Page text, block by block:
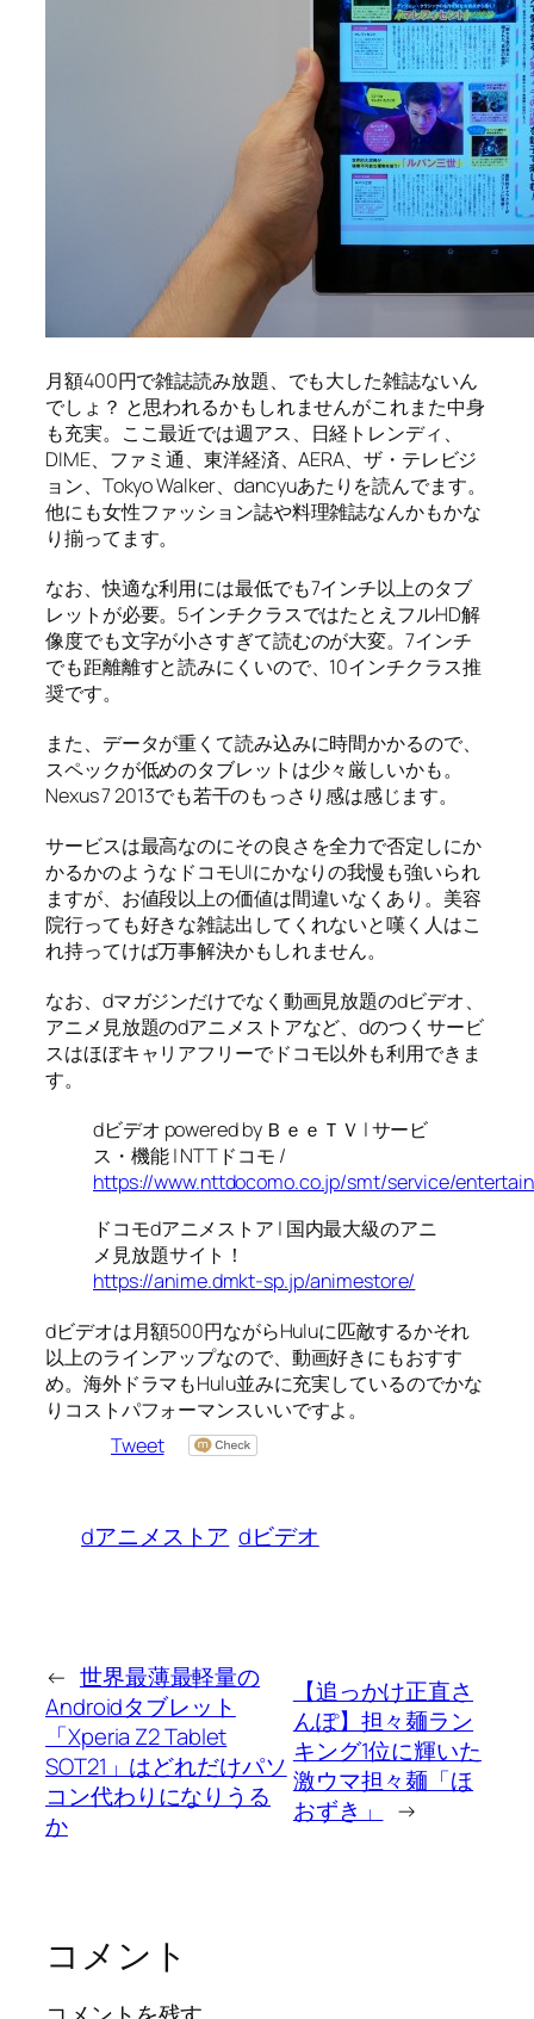
月額400円で雑誌読み放題、でも大した雑誌ないん
でしょ？ と思われるかもしれませんがこれまた中身
も充実。ここ最近では週アス、日経トレンディ、
DIME、ファミ通、東洋経済、AERA、ザ・テレビジ
ョン、Tokyo Walker、dancyuあたりを読んでます。
他にも女性ファッション誌や料理雑誌なんかもかな
り揃ってます。
なお、快適な利用には最低でも7インチ以上のタブ
レットが必要。5インチクラスではたとえフルHD解
像度でも文字が小さすぎて読むのが大変。7インチ
でも距離離すと読みにくいので、10インチクラス推
奨です。
また、データが重くて読み込みに時間かかるので、
スペックが低めのタブレットは少々厳しいかも。
Nexus 7 2013でも若干のもっさり感は感じます。
サービスは最高なのにその良さを全力で否定しにか
かるかのようなドコモUIにかなりの我慢も強いられ
ますが、お値段以上の価値は間違いなくあり。美容
院行っても好きな雑誌出してくれないと嘆く人はこ
れ持ってけば万事解決かもしれません。
なお、dマガジンだけでなく動画見放題のdビデオ、
アニメ見放題のdアニメストアなど、dのつくサービ
スはほぼキャリアフリーでドコモ以外も利用できま
す。
dビデオ powered by ＢｅｅＴＶ | サービ
ス・機能 | NTTドコモ /
https://www.nttdocomo.co.jp/smt/service/
ドコモdアニメストア | 国内最大級のアニ
メ見放題サイト！
https://anime.dmkt-sp.jp/animestore/
dビデオは月額500円ながらHuluに匹敵するかそれ
以上のラインアップなので、動画好きにもおすす
め。海外ドラマもHulu並みに充実しているのでかな
りコストパフォーマンスいいですよ。
Tweet
dアニメストア dビデオ
← 世界最薄最軽量の
Androidタブレット
「Xperia Z2 Tablet
SOT21」はどれだけパソ
コン代わりになりうる
か
【追っかけ正直さ
んぽ】担々麺ラン
キング1位に輝いた
激ウマ担々麺「ほ
おずき」
→
コメント